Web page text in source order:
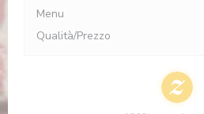
Menu
Qualità/Prezzo